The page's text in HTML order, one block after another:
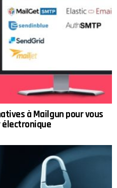
à Mailgun pour vous